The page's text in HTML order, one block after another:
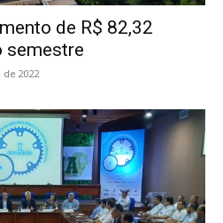
de R$ 82,32
semestre
2022